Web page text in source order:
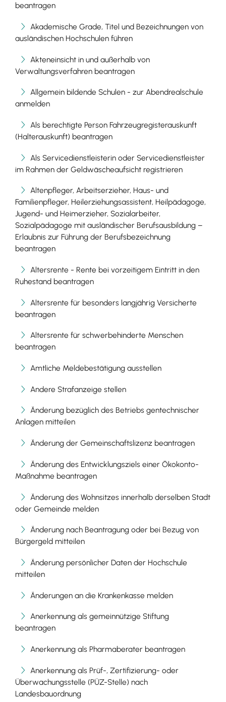
beantragen
Akademische Grade, Titel und Bezeichnungen von
ausländischen Hochschulen führen
Akteneinsicht in und außerhalb von
Verwaltungsverfahren beantragen
Allgemein bildende Schulen - zur Abendrealschule
anmelden
Als berechtigte Person Fahrzeugregisterauskunft
(Halterauskunft) beantragen
Als Servicedienstleisterin oder Servicedienstleister
im Rahmen der Geldwäscheaufsicht registrieren
Altenpfleger, Arbeitserzieher, Haus- und
Familienpfleger, Heilerziehungsassistent, Heilpädagoge,
Jugend- und Heimerzieher, Sozialarbeiter,
Sozialpädagoge mit ausländischer Berufsausbildung –
Erlaubnis zur Führung der Berufsbezeichnung
beantragen
Altersrente - Rente bei vorzeitigem Eintritt in den
Ruhestand beantragen
Altersrente für besonders langjährig Versicherte
beantragen
Altersrente für schwerbehinderte Menschen
beantragen
Amtliche Meldebestätigung ausstellen
Andere Strafanzeige stellen
Änderung bezüglich des Betriebs gentechnischer
Anlagen mitteilen
Änderung der Gemeinschaftslizenz beantragen
Änderung des Entwicklungsziels einer Ökokonto-
Maßnahme beantragen
Änderung des Wohnsitzes innerhalb derselben Stadt
oder Gemeinde melden
Änderung nach Beantragung oder bei Bezug von
Bürgergeld mitteilen
Änderung persönlicher Daten der Hochschule
mitteilen
Änderungen an die Krankenkasse melden
Anerkennung als gemeinnützige Stiftung
beantragen
Anerkennung als Pharmaberater beantragen
Anerkennung als Prüf-, Zertifizierung- oder
Überwachungsstelle (PÜZ-Stelle) nach
Landesbauordnung